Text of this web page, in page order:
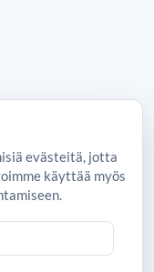
evästeitä, jotta
käyttää myös